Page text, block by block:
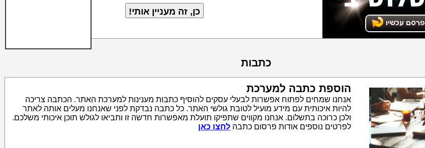
כתבות
הוספת כתבה למערכת
אנחנו שמחים לפתוח אפשרות לבעלי עסקים להוסיף כתבות מענינות למערכת האתר. הכתבה צריכה
להיות איכותית עם מידע מועיל לטובת גולשי האתר. כל כתבה נבדקת לפני שאנחנו מעלים אותה לאתר
ולכן כרוכה בתשלום. אנחנו מקווים שתפיקו תועלת מאפשרות חדשה זו ותביאו לגולש תוכן איכותי משלכם.
לפרטים נוספים אודות פרסום כתבה לחצו כאן